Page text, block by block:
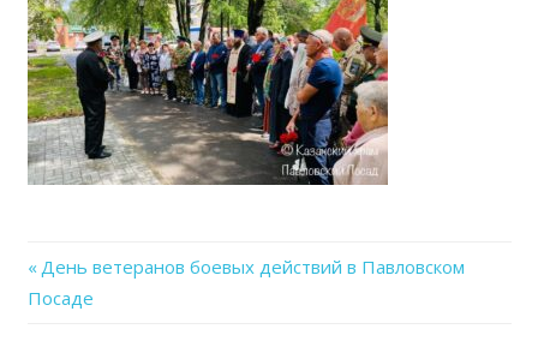
Навигация
Previous
Post:
День ветеранов боевых действий в Павловском
Посаде